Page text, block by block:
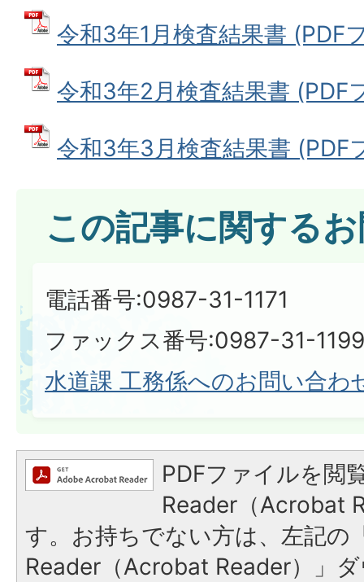
令和3年1月検査結果書 (PDF
令和3年2月検査結果書 (PDF
令和3年3月検査結果書 (PDF
この記事に関する
電話番号:0987-31-1171
ファックス番号:0987-31-1199
水道課 工務係へのお問い合わ
PDFファイルを閲
Reader（Acrobat
す。お持ちでない方は、左記の
Reader（Acrobat Reader）」